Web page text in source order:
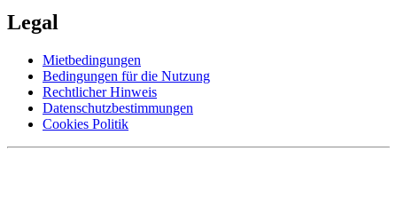
Legal
Mietbedingungen
Bedingungen für die Nutzung
Rechtlicher Hinweis
Datenschutzbestimmungen
Cookies Politik